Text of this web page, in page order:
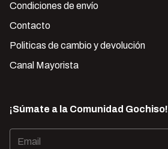
Condiciones de envío
Contacto
Politicas de cambio y devolución
Canal Mayorista
¡Súmate a la Comunidad Gochiso!